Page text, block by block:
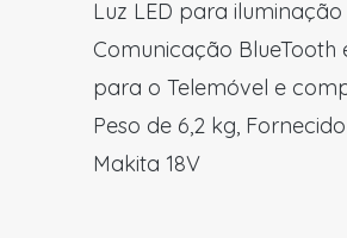
Luz LED para
Comunicação
para o Telemóvel e
Peso de 6,2 kg,
Makita 18V